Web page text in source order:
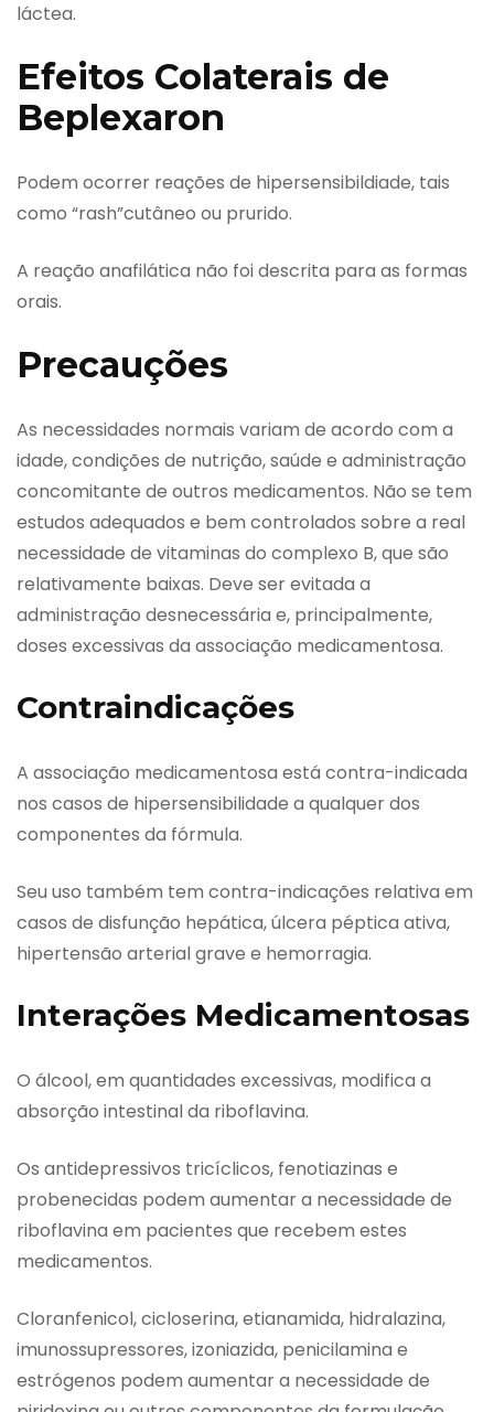
láctea.
Efeitos Colaterais de
Beplexaron
Podem ocorrer reações de hipersensibildiade, tais
como “rash”cutâneo ou prurido.
A reação anafilática não foi descrita para as formas
orais.
Precauções
As necessidades normais variam de acordo com a
idade, condições de nutrição, saúde e administração
concomitante de outros medicamentos. Não se tem
estudos adequados e bem controlados sobre a real
necessidade de vitaminas do complexo B, que são
relativamente baixas. Deve ser evitada a
administração desnecessária e, principalmente,
doses excessivas da associação medicamentosa.
Contraindicações
A associação medicamentosa está contra-indicada
nos casos de hipersensibilidade a qualquer dos
componentes da fórmula.
Seu uso também tem contra-indicações relativa em
casos de disfunção hepática, úlcera péptica ativa,
hipertensão arterial grave e hemorragia.
Interações Medicamentosas
O álcool, em quantidades excessivas, modifica a
absorção intestinal da riboflavina.
Os antidepressivos tricíclicos, fenotiazinas e
probenecidas podem aumentar a necessidade de
riboflavina em pacientes que recebem estes
medicamentos.
Cloranfenicol, cicloserina, etianamida, hidralazina,
imunossupressores, izoniazida, penicilamina e
estrógenos podem aumentar a necessidade de